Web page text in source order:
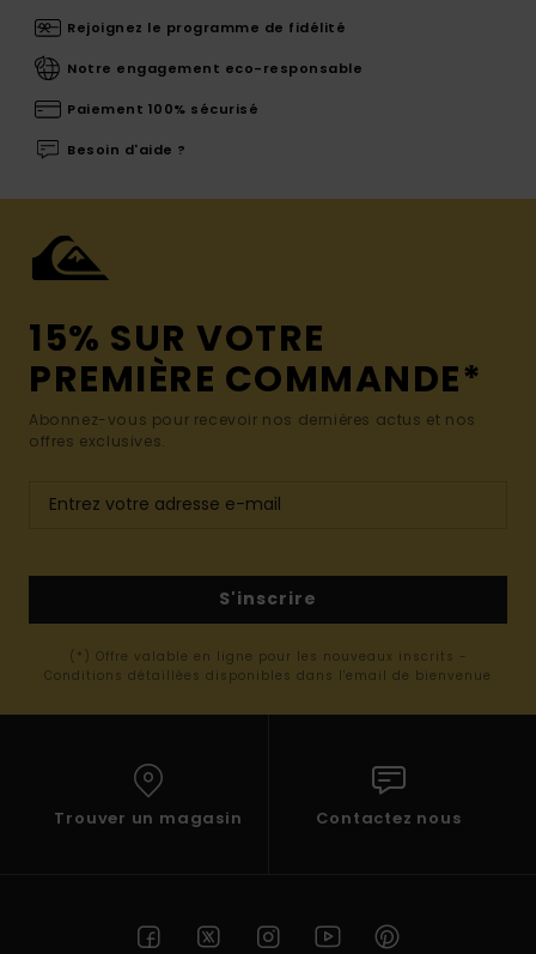
Rejoignez le programme de fidélité
Notre engagement eco-responsable
Paiement 100% sécurisé
Besoin d'aide ?
15% SUR VOTRE
PREMIÈRE COMMANDE*
Abonnez-vous pour recevoir nos dernières actus et nos
offres exclusives.
S'inscrire
(*) Offre valable en ligne pour les nouveaux inscrits -
Conditions détaillées disponibles dans l'email de bienvenue
Trouver un magasin Contactez nous